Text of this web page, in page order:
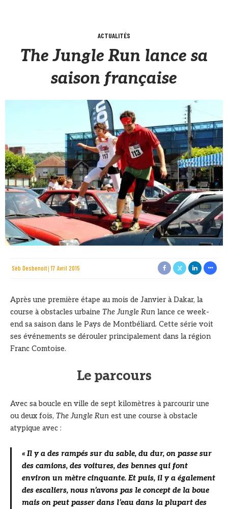
ACTUALITÉS
The Jungle Run lance sa
saison française
Sèb Desbenoit 17 Avril 2015
Après une première étape au mois de Janvier à Dakar, la
course à obstacles urbaine The Jungle Run lance ce week-
end sa saison dans le Pays de Montbéliard. Cette série voit
ses événements se dérouler principalement dans la région
Franc Comtoise.
Le parcours
Avec sa boucle en ville de sept kilomètres à parcourir une
ou deux fois, The Jungle Run est une course à obstacle
atypique avec :
« Il y a des rampés sur du sable, du dur, on passe sur
des camions, des voitures, des bennes qui font
environ un mètre cinquante. Et puis, il y a également
des escaliers, nous n’avons pas le concept de la boue
mais on peut passer dans l’eau dans la plupart des